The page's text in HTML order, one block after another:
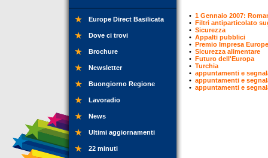
Europe Direct Basilicata
Dove ci trovi
Brochure
Newsletter
Buongiorno Regione
Lavoradio
News
Ultimi aggiornamenti
22 minuti
• 1 Gennaio 2007:
• Filtri antiparticolato
• Sicurezza
• Appalti pubblici
• Premio Impresa
• Sicurezza alimentare
• Futuro dell'Europa
• Turchia
• appuntamenti e
• appuntamenti e
• appuntamenti e